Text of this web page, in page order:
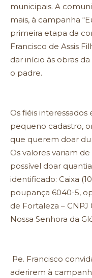
municipais. A
mais, à campanha
primeira etapa da
Francisco de Assis
dar início às obras
o padre.
Os fiéis
pequeno cadastro,
que querem doar
Os valores variam de
possível doar
identificado: Caixa
poupança 6040-5,
de Fortaleza – CNPJ
Nossa Senhora da
Pe. Francisco
aderirem à